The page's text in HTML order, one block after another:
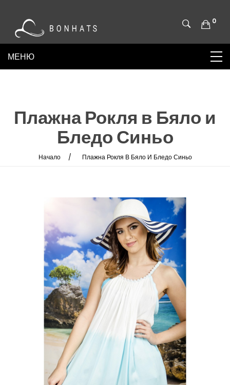
0
Плажна Рокля в Бяло и
Бледо Синьо
Начало Плажна Рокля В Бяло И Бледо Синьо